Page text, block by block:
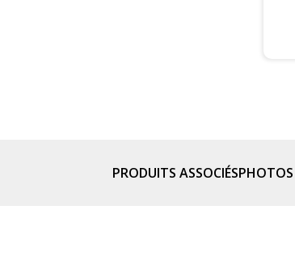
PRODUITS ASSOCIÉSPHOTOS